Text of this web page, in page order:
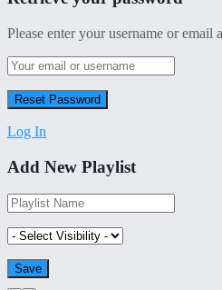
Please enter your username or email
Log In
Add New Playlist